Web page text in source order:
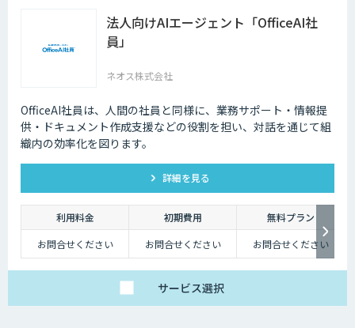
法人向けAIエージェント「OfficeAI社
員」
ネオス株式会社
OfficeAI社員は、人間の社員と同様に、業務サポート・情報提
供・ドキュメント作成支援などの役割を担い、対話を通じて組
織内の効率化を図ります。
詳細を見る
利用料金 初期費用
無料プラン
お問合せください
お問合せください お問合せください
サービス選択